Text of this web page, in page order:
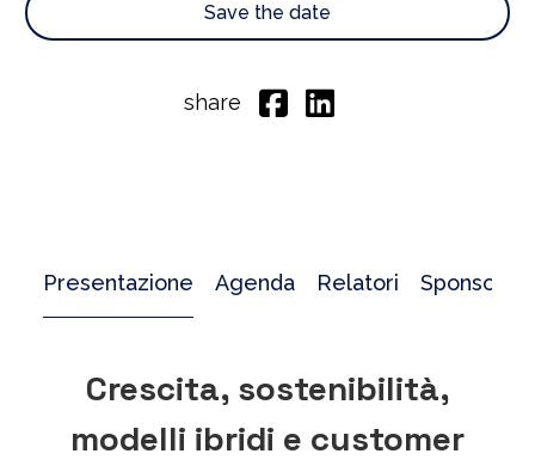
Save the date
share
Presentazione Agenda Relatori Sponsor
Crescita, sostenibilità,
modelli ibridi e customer